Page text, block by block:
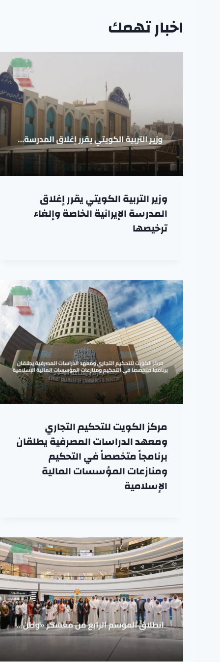
اخبار تهمك
وزير التربية الكويتي يقرر إغلاق
المدرسة الإيرانية الخاصة وإلغاء
ترخيصها
مركز الكويت للتحكيم التجاري
ومعهد الدراسات المصرفية يطلقان
برنامجاً متخصصاً في التحكيم
ومنازعات المؤسسات المالية
الإسلامية